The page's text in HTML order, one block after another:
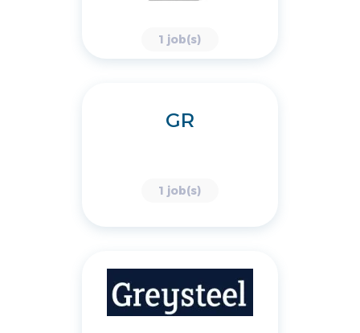
1 job(s)
GR
1 job(s)